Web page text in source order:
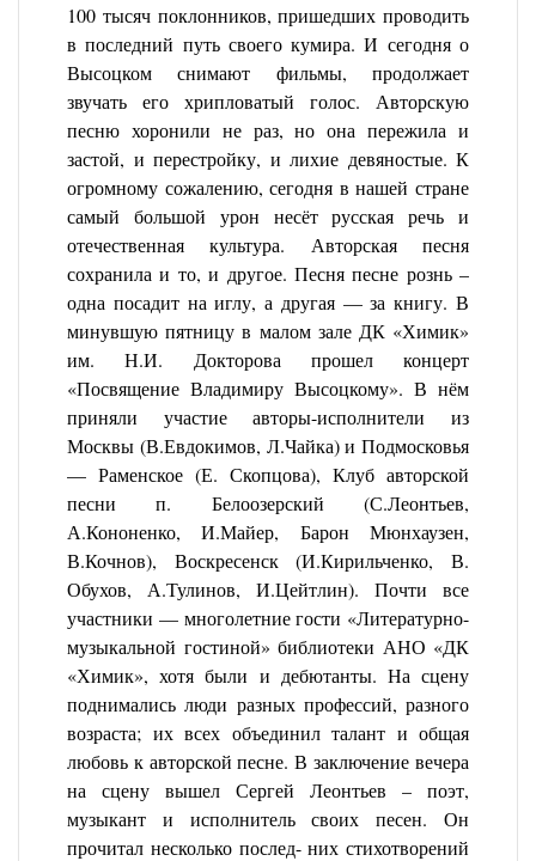
100 тысяч поклонников, пришедших проводить
в последний путь своего кумира. И сегодня о
Высоцком снимают фильмы, продолжает
звучать его хрипловатый голос. Авторскую
песню хоронили не раз, но она пережила и
застой, и перестройку, и лихие девяностые. К
огромному сожалению, сегодня в нашей стране
самый большой урон несёт русская речь и
отечественная культура. Авторская песня
сохранила и то, и другое. Песня песне рознь –
одна посадит на иглу, а другая — за книгу. В
минувшую пятницу в малом зале ДК «Химик»
им. Н.И. Докторова прошел концерт
«Посвящение Владимиру Высоцкому». В нём
приняли участие авторы-исполнители из
Москвы (В.Евдокимов, Л.Чайка) и Подмосковья
— Раменское (Е. Скопцова), Клуб авторской
песни п. Белоозерский (С.Леонтьев,
А.Кононенко, И.Майер, Барон Мюнхаузен,
В.Кочнов), Воскресенск (И.Кирильченко, В.
Обухов, А.Тулинов, И.Цейтлин). Почти все
участники — многолетние гости «Литературно-
музыкальной гостиной» библиотеки АНО «ДК
«Химик», хотя были и дебютанты. На сцену
поднимались люди разных профессий, разного
возраста; их всех объединил талант и общая
любовь к авторской песне. В заключение вечера
на сцену вышел Сергей Леонтьев – поэт,
музыкант и исполнитель своих песен. Он
прочитал несколько послед- них стихотворений